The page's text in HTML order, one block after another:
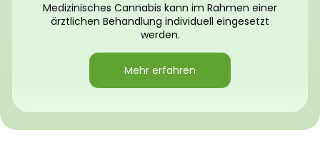
Medizinisches Cannabis kann im Rahmen einer
ärztlichen Behandlung individuell eingesetzt
werden.
Mehr erfahren